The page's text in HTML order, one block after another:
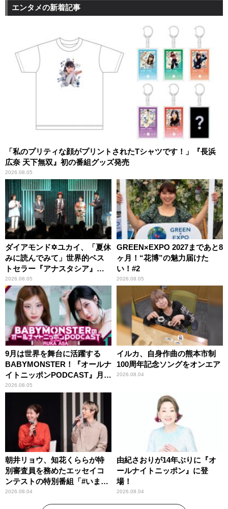
エンタメの新着記事
「私のプリティな顔がプリントされたTシャツです！」『長浜
広奈 天下無双』初の番組グッズ発売
2026.08.05
ダイアモンド✡ユカイ、「夏休
みに読んでみて」世界的ベス
トセラー『アナスタシア』を
紹介
2026.08.05
GREEN×EXPO 2027まであと8
ヶ月！“花博”の魅力届けた
い！#2
2026.08.05
9月は世界を舞台に活躍する
BABYMONSTER！『オールナ
イトニッポンPODCAST』月替
わりパーソナリティ
2026.08.05
イルカ、自身作曲の熊本市制
100周年記念ソングをオンエア
2026.08.04
朝井リョウ、知花くららが特
別審査員を務めたエッセイコ
ンテストの特別番組「#いまあ
なたに伝えたいこと」
2026.08.04
由紀さおりが14年ぶりに『オ
ールナイトニッポン』に登
場！
2026.08.04